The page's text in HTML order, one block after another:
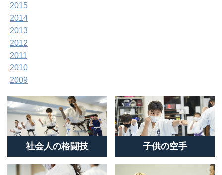
2015
2014
2013
2012
2011
2010
2009
社会人の格闘技 子供の空手